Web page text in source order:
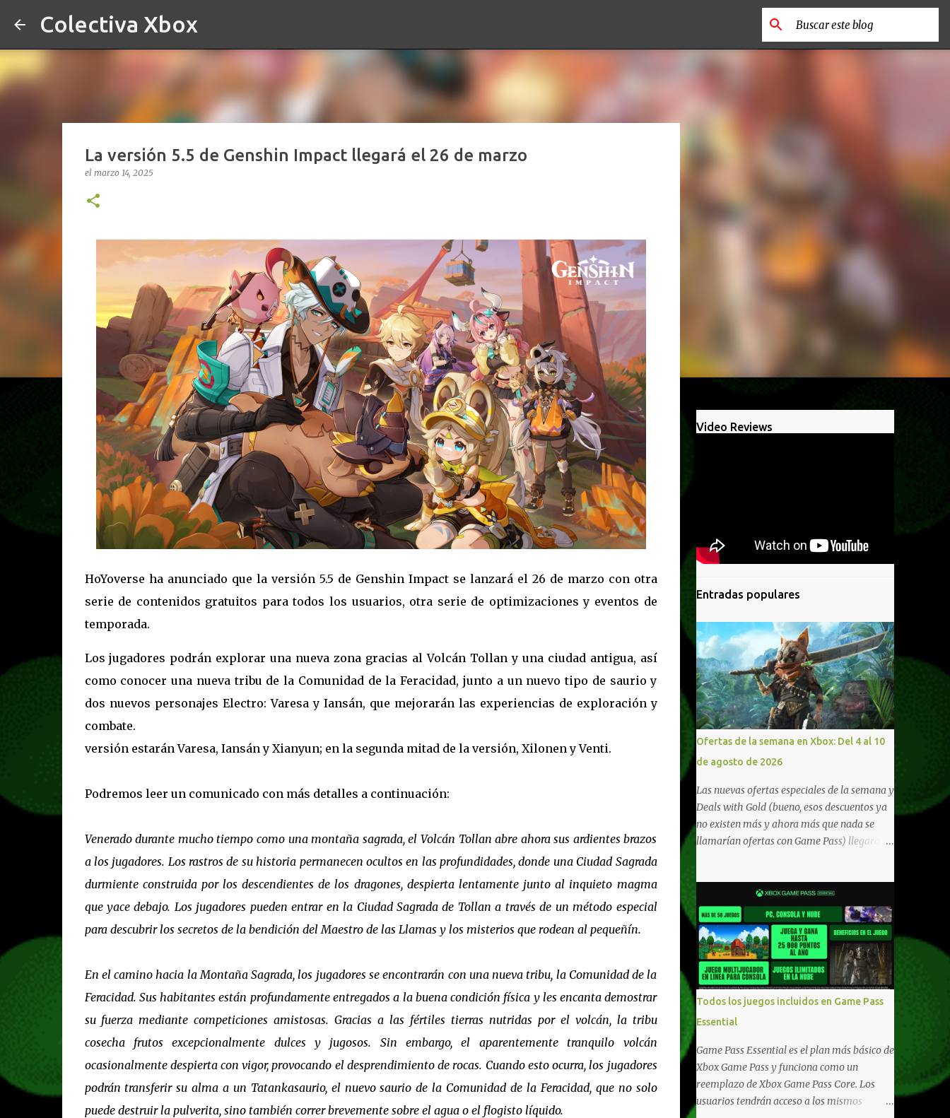
Colectiva Xbox
La versión 5.5 de Genshin Impact llegará el 26 de marzo
el marzo 14, 2025
HoYoverse ha anunciado que la versión 5.5 de Genshin Impact se lanzará el 26 de marzo con otra
serie de contenidos gratuitos para todos los usuarios, otra serie de optimizaciones y eventos de
temporada.
Los jugadores podrán explorar una nueva zona gracias al Volcán Tollan y una ciudad antigua, así
como conocer una nueva tribu de la Comunidad de la Feracidad, junto a un nuevo tipo de saurio y
dos nuevos personajes Electro: Varesa y Iansán, que mejorarán las experiencias de exploración y
combate.
versión estarán Varesa, Iansán y Xianyun; en la segunda mitad de la versión, Xilonen y Venti.
Podremos leer un comunicado con más detalles a continuación:
Venerado durante mucho tiempo como una montaña sagrada, el Volcán Tollan abre ahora sus ardientes brazos
a los jugadores. Los rastros de su historia permanecen ocultos en las profundidades, donde una Ciudad Sagrada
durmiente construida por los descendientes de los dragones, despierta lentamente junto al inquieto magma
que yace debajo. Los jugadores pueden entrar en la Ciudad Sagrada de Tollan a través de un método especial
para descubrir los secretos de la bendición del Maestro de las Llamas y los misterios que rodean al pequeñín.
En el camino hacia la Montaña Sagrada, los jugadores se encontrarán con una nueva tribu, la Comunidad de la
Feracidad. Sus habitantes están profundamente entregados a la buena condición física y les encanta demostrar
su fuerza mediante competiciones amistosas. Gracias a las fértiles tierras nutridas por el volcán, la tribu
cosecha frutos excepcionalmente dulces y jugosos. Sin embargo, el aparentemente tranquilo volcán
ocasionalmente despierta con vigor, provocando el desprendimiento de rocas. Cuando esto ocurra, los jugadores
podrán transferir su alma a un Tatankasaurio, el nuevo saurio de la Comunidad de la Feracidad, que no solo
puede destruir la pulverita, sino también correr brevemente sobre el agua o el flogisto líquido.
Video Reviews
Entradas populares
Ofertas de la semana en Xbox: Del 4 al 10
de agosto de 2026
Las nuevas ofertas especiales de la semana y
Deals with Gold (bueno, esos descuentos ya
no existen más y ahora más que nada se
llamarían ofertas con Game Pass) llegaron a
10/11, varios de los juegos que están de
oferta también cuentan con soporte para
Xbox Play Anywhere, lo que nos permite
jugarlos y mantener un progreso
compartido en Windows PC y Xbox, y
tenemos un listado de juegos compatibles
por acá . ¿Aún necesitas una mano con las
compras? Tenemos un tutorial extenso o en
vídeo para que se quiten todas las dudas
generales de cómo hacer compras en Xbox .
Podes consultar un listado más completo de
promociones desde xbox.com. El post puede
tener actualizaciones regulares o cambios
Todos los juegos incluidos en Game Pass
Essential
Game Pass Essential es el plan más básico de
Xbox Game Pass y funciona como un
reemplazo de Xbox Game Pass Core. Los
usuarios tendrán acceso a los mismos